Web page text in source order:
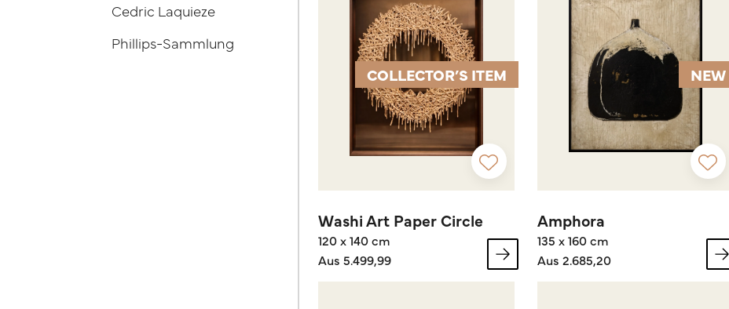
Cedric Laquieze
Phillips-Sammlung
COLLECTOR’S ITEM
Washi Art Paper Circle
120 x 140 cm
Aus 5.499,99
NEW
Amphora
135 x 160 cm
Aus 2.685,20